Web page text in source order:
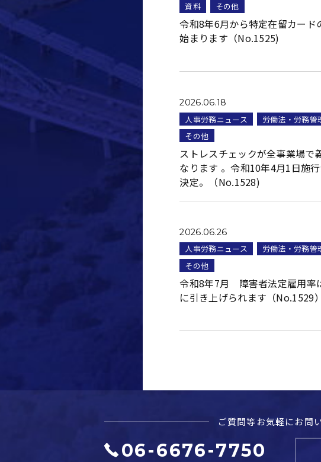
資料
その他
令和8年6月から特定在留カード
始まります（No.1525)
2026.06.18
人事労務ニュース 労働法・労務管
その他
ストレスチェックが全事業場で
なります 。令和10年4月1日施
決定。（No.1528)
2026.06.26
人事労務ニュース 労働法・労務管
その他
令和8年7月 障害者法定雇用率
に引き上げられます（No.1529）
ご質問等お気軽にお問
06-6676-7750